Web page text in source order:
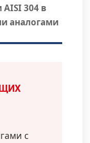
304 в
аналогами
с